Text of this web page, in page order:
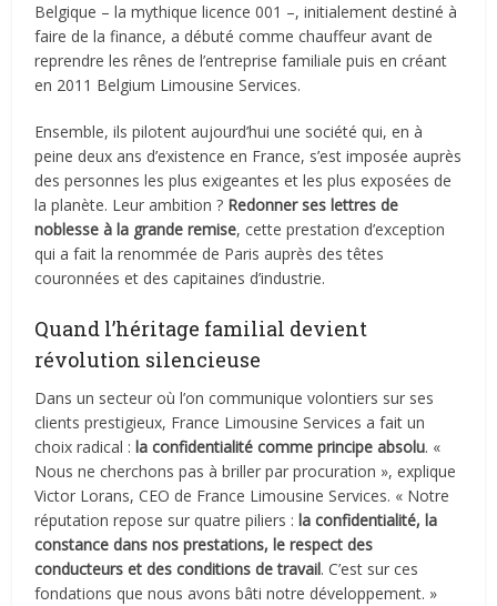
Belgique – la mythique licence 001 –, initialement destiné à
faire de la finance, a débuté comme chauffeur avant de
reprendre les rênes de l’entreprise familiale puis en créant
en 2011 Belgium Limousine Services.
Ensemble, ils pilotent aujourd’hui une société qui, en à
peine deux ans d’existence en France, s’est imposée auprès
des personnes les plus exigeantes et les plus exposées de
la planète. Leur ambition ? Redonner ses lettres de
noblesse à la grande remise, cette prestation d’exception
qui a fait la renommée de Paris auprès des têtes
couronnées et des capitaines d’industrie.
Quand l’héritage familial devient
révolution silencieuse
Dans un secteur où l’on communique volontiers sur ses
clients prestigieux, France Limousine Services a fait un
choix radical :la confidentialité comme principe absolu. «
Nous ne cherchons pas à briller par procuration », explique
Victor Lorans, CEO de France Limousine Services. « Notre
réputation repose sur quatre piliers :la confidentialité, la
constance dans nos prestations, le respect des
conducteurs et des conditions de travail. C’est sur ces
fondations que nous avons bâti notre développement. »